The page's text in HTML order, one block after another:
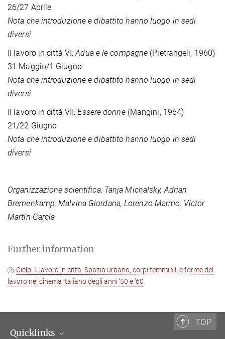
26/27 Aprile
Nota che introduzione e dibattito hanno luogo in sedi
diversi
Il lavoro in città VI:Adua e le compagne (Pietrangeli, 1960)
31 Maggio/1 Giugno
Nota che introduzione e dibattito hanno luogo in sedi
diversi
Il lavoro in città VII: Essere donne(Mangini, 1964)
21/22 Giugno
Nota che introduzione e dibattito hanno luogo in sedi
diversi
Organizzazione scientifica: Tanja Michalsky, Adrian
Bremenkamp, Malvina Giordana, Lorenzo Marmo, Víctor
Martín García
Further information
Ciclo: Il lavoro in città. Spazio urbano, corpi femminili e forme del
lavoro nel cinema italiano degli anni ’50 e ’60
TOP
Quicklinks